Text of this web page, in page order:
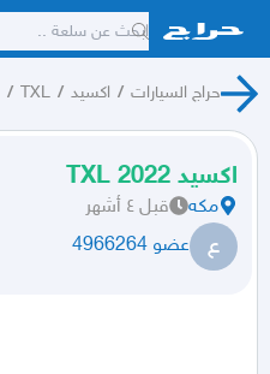
حراج السيارات / اكسيد /
TXL
/
اكسيد 2022 TXL
مكه قبل ٤ أشهر
ع عضو 4966264